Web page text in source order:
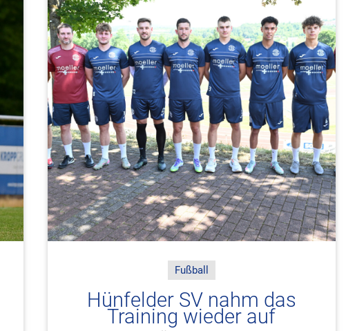
Fußball
Hünfelder SV nahm das
Training wieder auf